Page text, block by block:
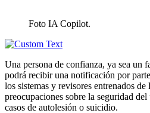
Foto IA Copilot.
Una persona de confianza, ya sea un
podrá recibir una notificación por
los sistemas y revisores entrenados de
preocupaciones sobre la seguridad
casos de autolesión o suicidio.